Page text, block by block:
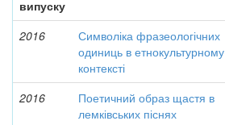
випуску
2016
Символіка фразеологічних
одиниць в етнокультурному
контексті
2016
Поетичний образ щастя в
лемківських піснях